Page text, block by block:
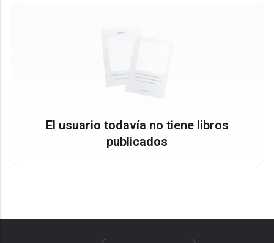
El usuario todavía no tiene libros
publicados